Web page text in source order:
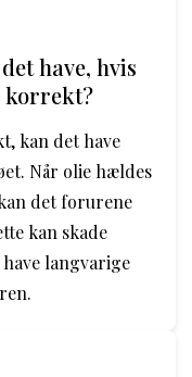
have, hvis
korrekt?
kan det have
Når olie hældes
det forurene
kan skade
langvarige